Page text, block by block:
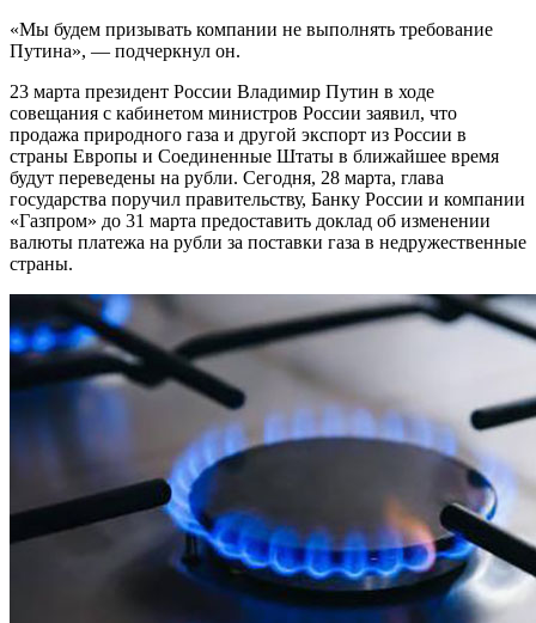
«Мы будем призывать компании не выполнять требование
Путина», — подчеркнул он.
23 марта президент России Владимир Путин в ходе
совещания с кабинетом министров России заявил, что
продажа природного газа и другой экспорт из России в
страны Европы и Соединенные Штаты в ближайшее время
будут переведены на рубли. Сегодня, 28 марта, глава
государства поручил правительству, Банку России и компании
«Газпром» до 31 марта предоставить доклад об изменении
валюты платежа на рубли за поставки газа в недружественные
страны.